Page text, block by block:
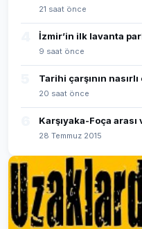
21 saat önce
İzmir’in ilk lavanta
9 saat önce
Tarihi çarşının
20 saat önce
Karşıyaka-Foça
28 Temmuz 2015